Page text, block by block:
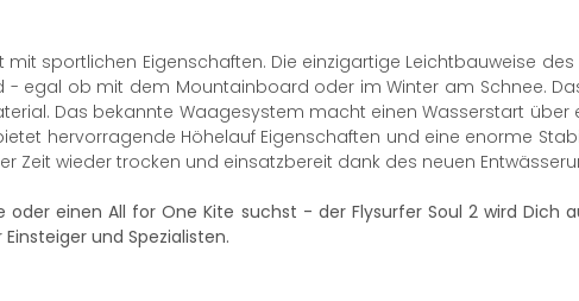
sportlichen Eigenschaften. Die einzigartige Leichtbauweise
egal ob mit dem Mountainboard oder im Winter am Schnee.
Das bekannte Waagesystem macht einen Wasserstart
hervorragende Höhelauf Eigenschaften und eine enorme
Zeit wieder trocken und einsatzbereit dank des neuen
oder einen All for One Kite suchst - der Flysurfer Soul 2 wird Dich
und Spezialisten.